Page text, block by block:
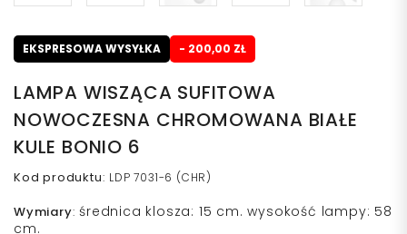
EKSPRESOWA WYSYŁKA - 200,00 ZŁ
LAMPA WISZĄCA SUFITOWA
NOWOCZESNA CHROMOWANA BIAŁE
KULE BONIO 6
Kod produktu: LDP 7031-6 (CHR)
Wymiary: średnica klosza: 15 cm. wysokość lampy: 58
cm.